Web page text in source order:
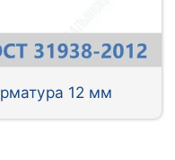
12 мм